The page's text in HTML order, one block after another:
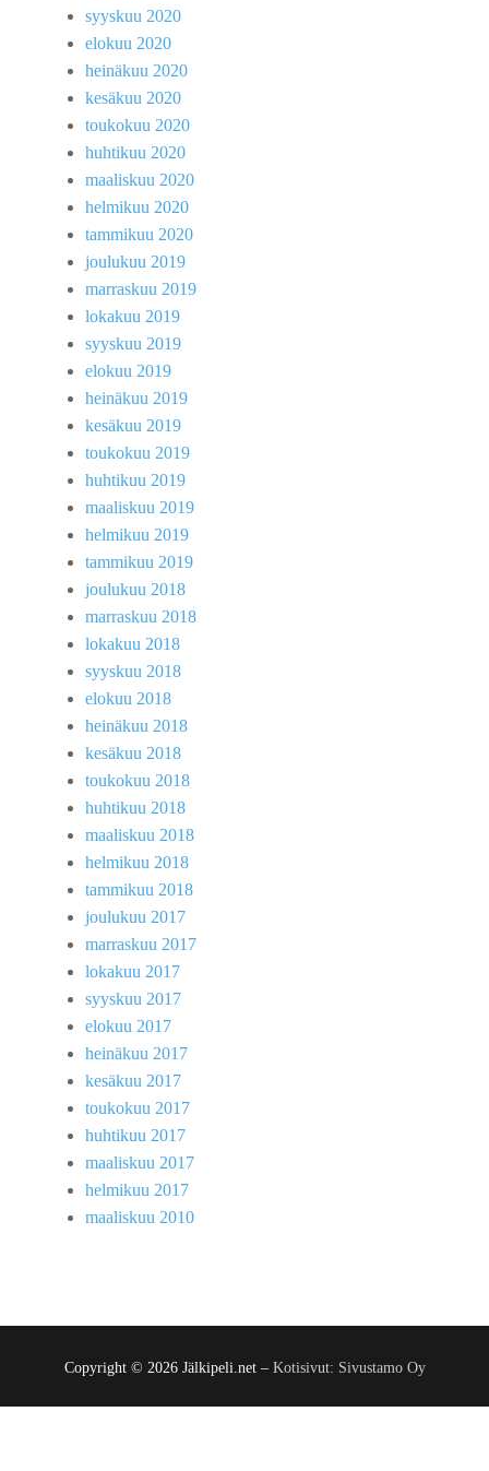
syyskuu 2020
elokuu 2020
heinäkuu 2020
kesäkuu 2020
toukokuu 2020
huhtikuu 2020
maaliskuu 2020
helmikuu 2020
tammikuu 2020
joulukuu 2019
marraskuu 2019
lokakuu 2019
syyskuu 2019
elokuu 2019
heinäkuu 2019
kesäkuu 2019
toukokuu 2019
huhtikuu 2019
maaliskuu 2019
helmikuu 2019
tammikuu 2019
joulukuu 2018
marraskuu 2018
lokakuu 2018
syyskuu 2018
elokuu 2018
heinäkuu 2018
kesäkuu 2018
toukokuu 2018
huhtikuu 2018
maaliskuu 2018
helmikuu 2018
tammikuu 2018
joulukuu 2017
marraskuu 2017
lokakuu 2017
syyskuu 2017
elokuu 2017
heinäkuu 2017
kesäkuu 2017
toukokuu 2017
huhtikuu 2017
maaliskuu 2017
helmikuu 2017
maaliskuu 2010
Copyright © 2026 Jälkipeli.net – Kotisivut: Sivustamo Oy